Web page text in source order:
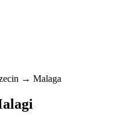
→ Malaga